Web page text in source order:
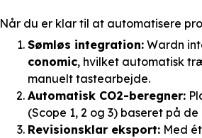
Når du er klar til at automatisere
Sømløs integration: Wardn
conomic, hvilket automatisk
manuelt tastearbejde.
Automatisk CO2-beregner:
(Scope 1, 2 og 3) baseret på
Revisionsklar eksport: Med